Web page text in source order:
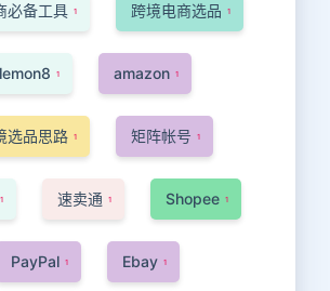
必备工具 1 跨境电商选品 1
lemon8 1 amazon 1
选品思路 1 矩阵帐号 1
1 速卖通 1 Shopee 1
PayPal 1 Ebay 1